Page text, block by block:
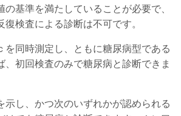
の基準を満たしていることが必要で、
復検査による診断は不可です。
を同時測定し、ともに糖尿病型である
、初回検査のみで糖尿病と診断できま
示し、かつ次のいずれかが認められる